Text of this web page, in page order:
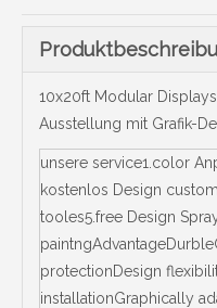
10x20ft Modular
Ausstellung mit Grafik-
unsere service1.color
kostenlos Design
tooles5.free Design
protectionDesign
installationGraphically